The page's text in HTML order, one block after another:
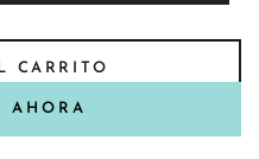
CARRITO
AHORA